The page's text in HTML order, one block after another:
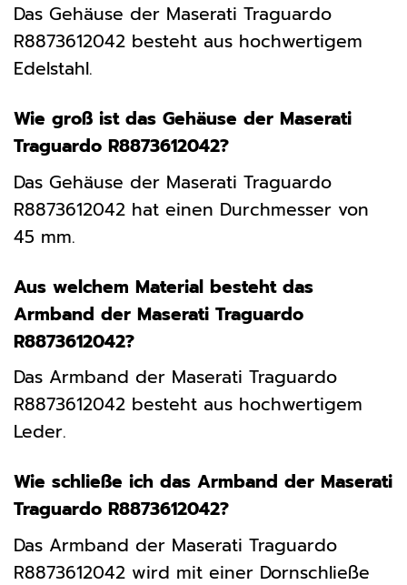
Das Gehäuse der Maserati Traguardo
R8873612042 besteht aus hochwertigem
Edelstahl.
Wie groß ist das Gehäuse der Maserati
Traguardo R8873612042?
Das Gehäuse der Maserati Traguardo
R8873612042 hat einen Durchmesser von
45 mm.
Aus welchem Material besteht das
Armband der Maserati Traguardo
R8873612042?
Das Armband der Maserati Traguardo
R8873612042 besteht aus hochwertigem
Leder.
Wie schließe ich das Armband der Maserati
Traguardo R8873612042?
Das Armband der Maserati Traguardo
R8873612042 wird mit einer Dornschließe